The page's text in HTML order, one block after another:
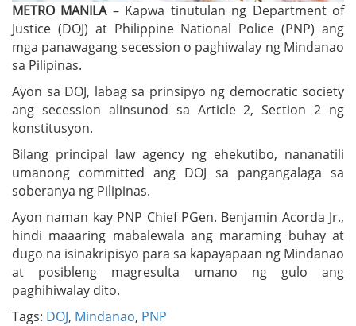
METRO MANILA– Kapwa tinutulan ng Department of
Justice (DOJ) at Philippine National Police (PNP) ang
mga panawagang secession o paghiwalay ng Mindanao
sa Pilipinas.
Ayon sa DOJ, labag sa prinsipyo ng democratic society
ang secession alinsunod sa Article 2, Section 2 ng
konstitusyon.
Bilang principal law agency ng ehekutibo, nananatili
umanong committed ang DOJ sa pangangalaga sa
soberanya ng Pilipinas.
Ayon naman kay PNP Chief PGen. Benjamin Acorda Jr.,
hindi maaaring mabalewala ang maraming buhay at
dugo na isinakripisyo para sa kapayapaan ng Mindanao
at posibleng magresulta umano ng gulo ang
paghihiwalay dito.
Tags: DOJ, Mindanao, PNP